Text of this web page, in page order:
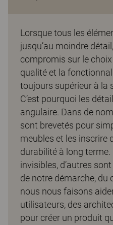
Lorsque tous les
jusqu’au moindre
compromis sur le
qualité et la
toujours supérieur à la
C’est pourquoi les
angulaire. Dans de
sont brevetés pour
meubles et les inscrire
durabilité à long
invisibles, d’autres
de notre démarche, du
nous nous faisons
utilisateurs, des
pour créer un produit